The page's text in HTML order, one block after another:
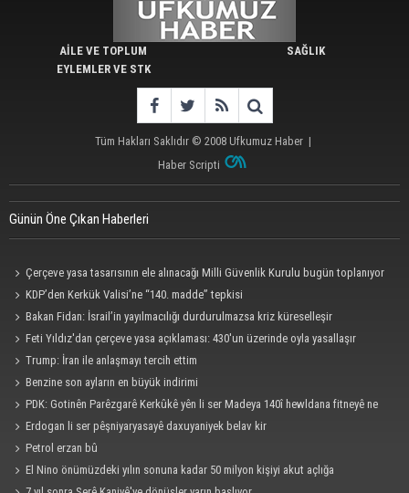
AİLE VE TOPLUM
EYLEMLER VE STK
SAĞLIK
Tüm Hakları Saklıdır © 2008 Ufkumuz Haber |
Haber Scripti
Günün Öne Çıkan Haberleri
Çerçeve yasa tasarısının ele alınacağı Milli Güvenlik Kurulu bugün toplanıyor
KDP’den Kerkük Valisi’ne “140. madde” tepkisi
Bakan Fidan: İsrail’in yayılmacılığı durdurulmazsa kriz küreselleşir
Feti Yıldız'dan çerçeve yasa açıklaması: 430'un üzerinde oyla yasallaşır
Trump: İran ile anlaşmayı tercih ettim
Benzine son ayların en büyük indirimi
PDK: Gotinên Parêzgarê Kerkûkê yên li ser Madeya 140î hewldana fitneyê ne
Erdogan li ser pêşniyaryasayê daxuyaniyek belav kir
Petrol erzan bû
El Nino önümüzdeki yılın sonuna kadar 50 milyon kişiyi akut açlığa